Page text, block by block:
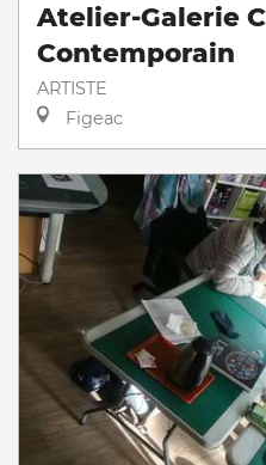
Atelier-Galerie
Contemporain
ARTISTE
Figeac